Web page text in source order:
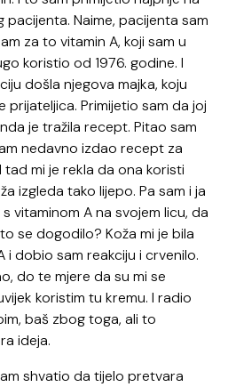
pacijenta. Naime, pacijenta sam
za to vitamin A, koji sam u
koristio od 1976. godine. I
došla njegova majka, koju
prijateljica. Primijetio sam da joj
je tražila recept. Pitao sam
nedavno izdao recept za
tad mi je rekla da ona koristi
izgleda tako lijepo. Pa sam i ja
vitaminom A na svojem licu, da
se dogodilo? Koža mi je bila
i dobio sam reakciju i crvenilo.
do te mjere da su mi se
koristim tu kremu. I radio
baš zbog toga, ali to
ideja.
shvatio da tijelo pretvara